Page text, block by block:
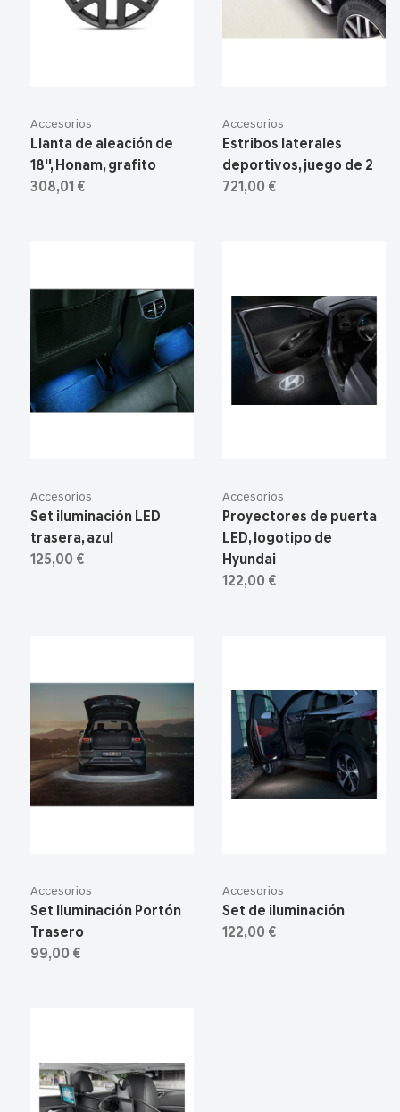
Accesorios
Llanta de aleación de
18'', Honam, grafito
308,01 €
Accesorios
Estribos laterales
deportivos, juego de 2
721,00 €
Accesorios
Set iluminación LED
trasera, azul
125,00 €
Accesorios
Proyectores de puerta
LED, logotipo de
Hyundai
122,00 €
Accesorios
Set Iluminación Portón
Trasero
99,00 €
Accesorios
Set de iluminación
122,00 €